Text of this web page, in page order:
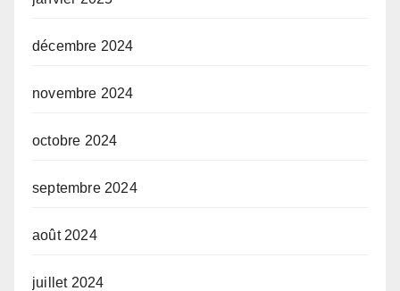
décembre 2024
novembre 2024
octobre 2024
septembre 2024
août 2024
juillet 2024